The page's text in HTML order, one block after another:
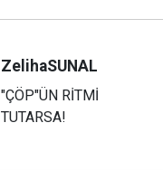
ZelihaSUNAL
"ÇÖP"ÜN RİTMİ
TUTARSA!